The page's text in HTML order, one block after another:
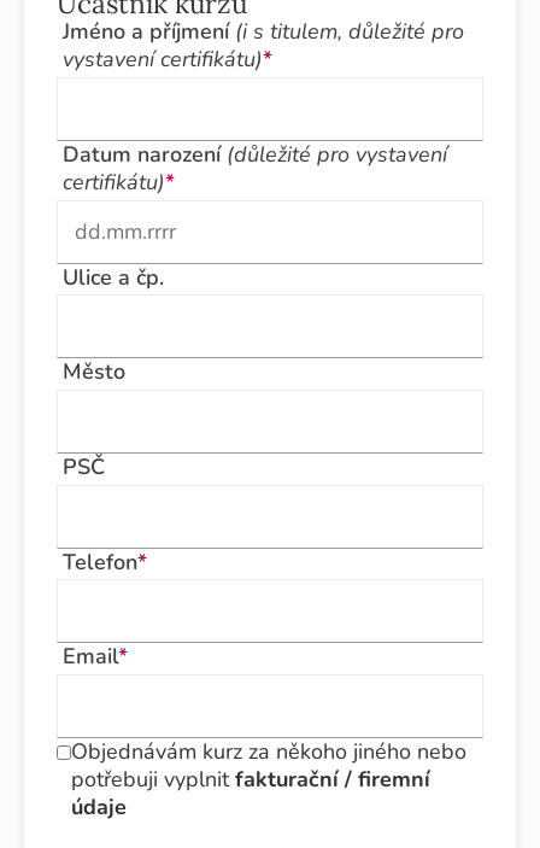
Jméno a příjmení (i s titulem, důležité pro
vystavení certifikátu)*
Datum narození (důležité pro vystavení
certifikátu)*
Ulice a čp.
Město
PSČ
Telefon*
Email*
Objednávám kurz za někoho jiného nebo
potřebuji vyplnitfakturační / firemní
údaje